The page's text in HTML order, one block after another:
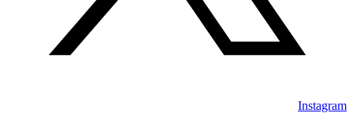
Instagram